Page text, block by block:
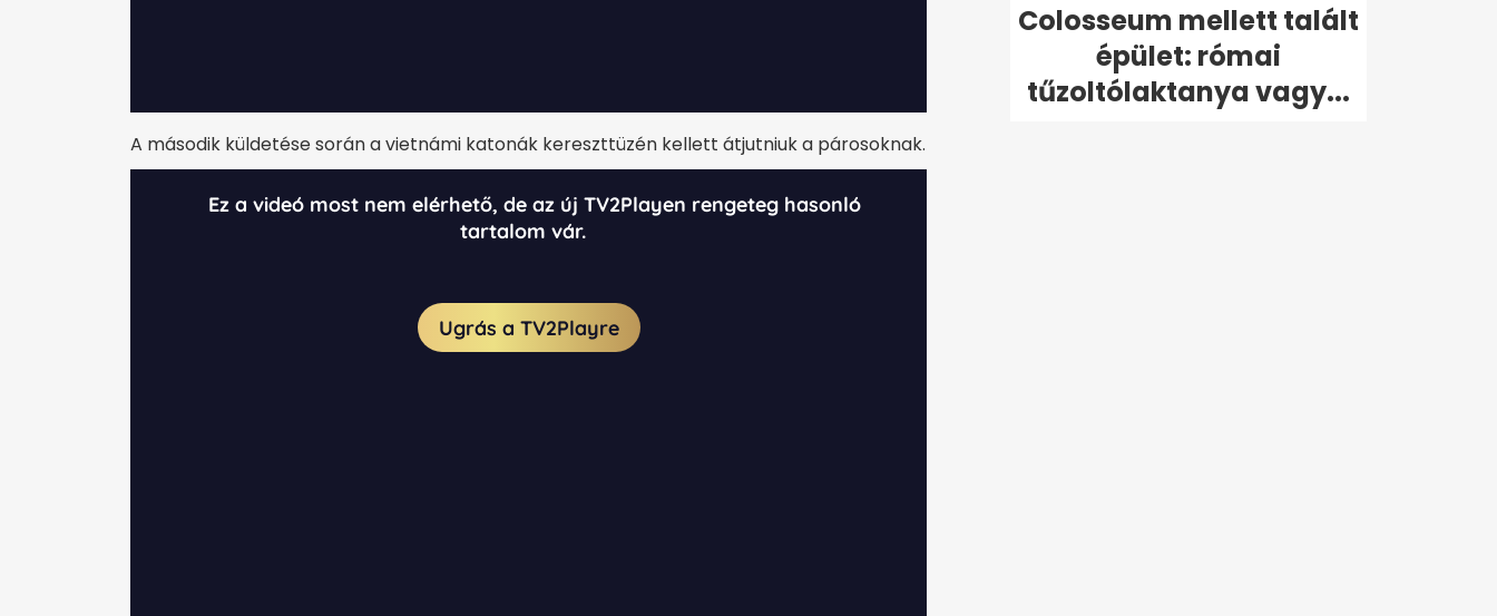
A második küldetése során a vietnámi katonák kereszttüzén kellett átjutniuk a párosoknak.
Colosseum mellett talált
épület: római
tűzoltólaktanya vagy...